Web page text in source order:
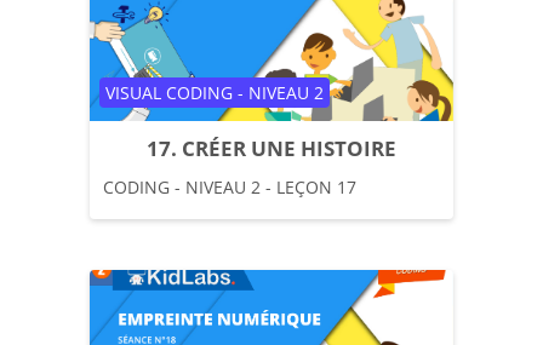
17. CRÉER UNE HISTOIRE
Catégorie de cours
VISUAL CODING - NIVEAU 2
CODING - NIVEAU 2 - LEÇON 17